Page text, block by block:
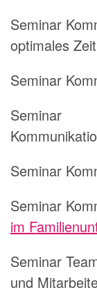
Seminar
optimales
Seminar
Seminar
Seminar
Seminar
im
Seminar
und